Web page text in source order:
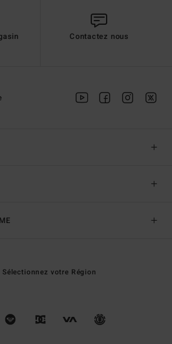
Contactez nous
Sélectionnez votre Région